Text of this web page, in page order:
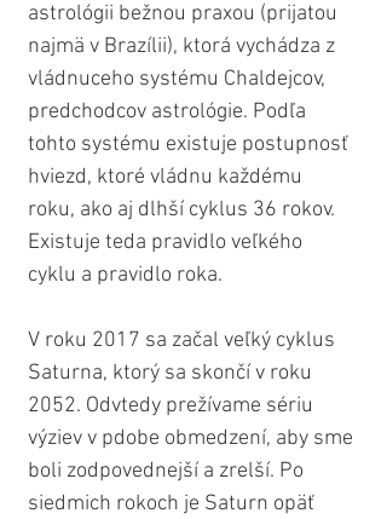
astrológii bežnou praxou (prijatou
najmä v Brazílii), ktorá vychádza z
vládnuceho systému Chaldejcov,
predchodcov astrológie. Podľa
tohto systému existuje postupnosť
hviezd, ktoré vládnu každému
roku, ako aj dlhší cyklus 36 rokov.
Existuje teda pravidlo veľkého
cyklu a pravidlo roka.
V roku 2017 sa začal veľký cyklus
Saturna, ktorý sa skončí v roku
2052. Odvtedy prežívame sériu
výziev v pdobe obmedzení, aby sme
boli zodpovednejší a zrelší. Po
siedmich rokoch je Saturn opäť